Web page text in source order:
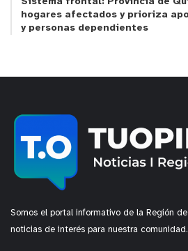
hogares afectados y prioriza
y personas dependientes
Somos el portal informativo de la Región
noticias de interés para nuestra comunidad.